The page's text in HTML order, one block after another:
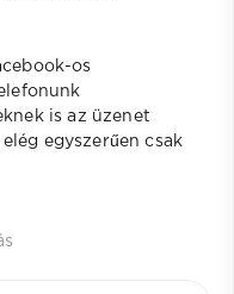
os
is az üzenet
egyszerűen csak